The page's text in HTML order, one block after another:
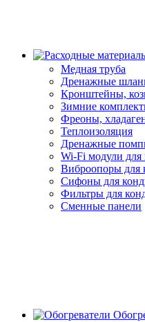
Медная труба
Дренажные
Кронштейны,
Зимние
Фреоны,
Теплоизоляция
Дренажные
Wi-Fi модули для
Виброопоры для
Сифоны для
Фильтры для
Сменные панели